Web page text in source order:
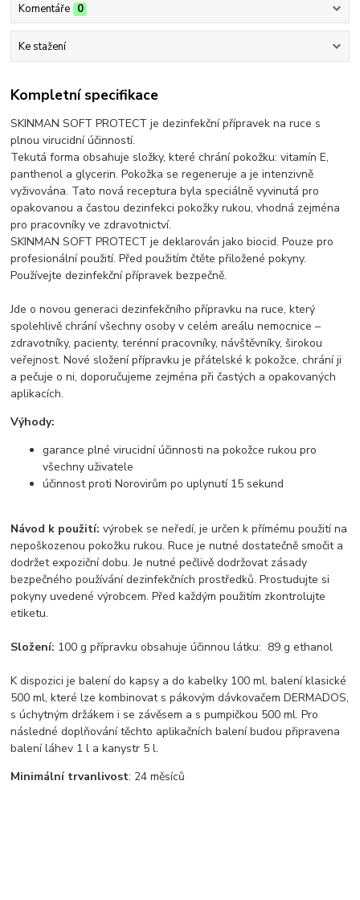
Komentáře 0
Ke stažení
Kompletní specifikace
SKINMAN SOFT PROTECT je dezinfekční přípravek na ruce s
plnou virucidní účinností.
Tekutá forma obsahuje složky, které chrání pokožku: vitamín E,
panthenol a glycerin. Pokožka se regeneruje a je intenzivně
vyživována. Tato nová receptura byla speciálně vyvinutá pro
opakovanou a častou dezinfekci pokožky rukou, vhodná zejména
pro pracovníky ve zdravotnictví.
SKINMAN SOFT PROTECT je deklarován jako biocid. Pouze pro
profesionální použití. Před použitím čtěte přiložené pokyny.
Používejte dezinfekční přípravek bezpečně.
Jde o novou generaci dezinfekčního přípravku na ruce, který
spolehlivě chrání všechny osoby v celém areálu nemocnice –
zdravotníky, pacienty, terénní pracovníky, návštěvníky, širokou
veřejnost. Nové složení přípravku je přátelské k pokožce, chrání ji
a pečuje o ni, doporučujeme zejména při častých a opakovaných
aplikacích.
Výhody:
garance plné virucidní účinnosti na pokožce rukou pro
všechny uživatele
účinnost proti Norovirům po uplynutí 15 sekund
Návod k použití: výrobek se neředí, je určen k přímému použití na
nepoškozenou pokožku rukou. Ruce je nutné dostatečně smočit a
dodržet expoziční dobu. Je nutné pečlivě dodržovat zásady
bezpečného používání dezinfekčních prostředků. Prostudujte si
pokyny uvedené výrobcem. Před každým použitím zkontrolujte
etiketu.
Složení: 100 g přípravku obsahuje účinnou látku: 89 g ethanol
K dispozici je balení do kapsy a do kabelky 100 ml, balení klasické
500 ml, které lze kombinovat s pákovým dávkovačem DERMADOS,
s úchytným držákem i se závěsem a s pumpičkou 500 ml. Pro
následné doplňování těchto aplikačních balení budou připravena
balení láhev 1 l a kanystr 5 l.
Minimální trvanlivost: 24 měsíců